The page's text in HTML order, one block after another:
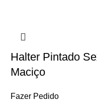
Halter Pintado
Maciço
Fazer Pedido